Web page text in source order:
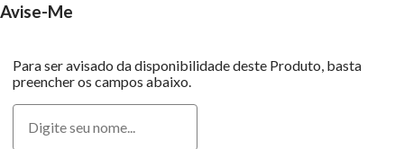
Avise-Me
Para ser avisado da disponibilidade deste Produto, basta
preencher os campos abaixo.